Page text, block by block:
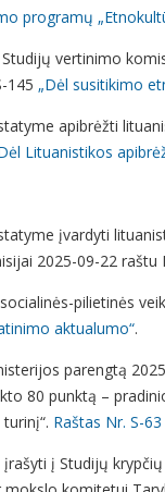
programų
vertinimo
145 „Dėl susitikimo
apibrėžti
Lituanistikos
įvardyti
2025-09-22 raštu
pilietinės
aktualumo“.
parengtą
80 punktą –
Raštas Nr. S-63
į Studijų